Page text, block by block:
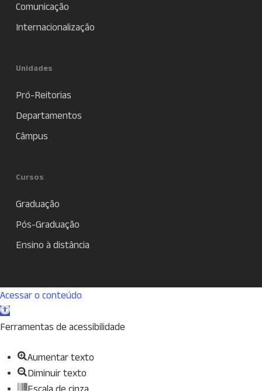
Comunicação
Internacionalização
Unidades
Pró-Reitorias
Departamentos
Câmpus
Cursos
Graduação
Pós-Graduação
Ensino à distância
Acessar o conteúdo
Abrir
a
de
ferramentas
Ferramentas de acessibilidade
Aumentar texto
Diminuir texto
Escala de cinza